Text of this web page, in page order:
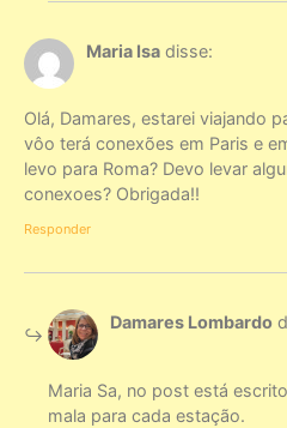
Maria Isa disse:
Olá, Damares, estarei viajando
vôo terá conexões em Paris e
levo para Roma? Devo levar
conexoes? Obrigada!!
Responder
Damares Lombardo
Maria Sa, no post está
mala para cada estação.